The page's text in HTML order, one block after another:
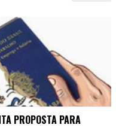
PROPOSTA PARA